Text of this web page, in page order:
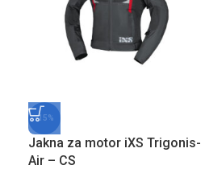
-15%
Jakna za motor iXS Trigonis-
Air – CS